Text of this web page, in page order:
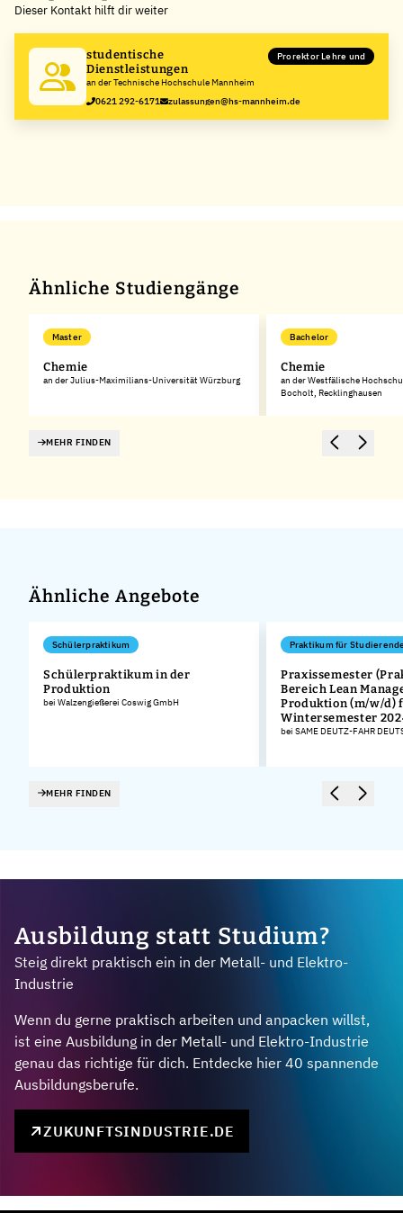
−
Dieser Kontakt hilft dir weiter
studentische
Dienstleistungen
an der Technische Hochschule Mannheim
Prorektor Lehre und
0621 292-6171 zulassungen@hs-mannheim.de
Ähnliche Studiengänge
Master
Chemie
an der Julius-Maximilians-Universität Würzburg
Bachelor
Chemie
an der Westfälische
Bocholt, Recklinghausen
MEHR FINDEN
Ähnliche Angebote
Schülerpraktikum
Schülerpraktikum in der
Produktion
bei Walzengießerei Coswig GmbH
Praktikum für
Praxissemester
Bereich Lean
Produktion (m/w/d)
Wintersemester
bei SAME DEUTZ-FAHR
MEHR FINDEN
Ausbildung statt Studium?
Steig direkt praktisch ein in der Metall- und Elektro-
Industrie
Wenn du gerne praktisch arbeiten und anpacken willst,
ist eine Ausbildung in der Metall- und Elektro-Industrie
genau das richtige für dich. Entdecke hier 40 spannende
Ausbildungsberufe.
ZUKUNFTSINDUSTRIE.DE